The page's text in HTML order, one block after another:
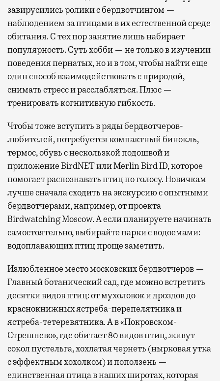
завирусились ролики с бердвотчингом —
наблюдением за птицами в их естественной среде
обитания. С тех пор занятие лишь набирает
популярность. Суть хобби — не только в изучении
поведения пернатых, но и в том, чтобы найти еще
один способ взаимодействовать с природой,
снимать стресс и расслабляться. Плюс —
тренировать когнитивную гибкость.
Чтобы тоже вступить в ряды бердвотчеров-
любителей, потребуется компактный бинокль,
термос, обувь с нескользкой подошвой и
приложение BirdNET или Merlin Bird ID, которое
помогает распознавать птиц по голосу. Новичкам
лучше сначала сходить на экскурсию с опытными
бердвотчерами, например, от проекта
Birdwatching Moscow. А если планируете начинать
самостоятельно, выбирайте парки с водоемами:
водоплавающих птиц проще заметить.
Излюбленное место московских бердвотчеров —
Главный ботанический сад, где можно встретить
десятки видов птиц: от мухоловок и дроздов до
краснокнижных ястреба-перепелятника и
ястреба-тетеревятника. А в «Покровском-
Стрешнево», где обитает 80 видов птиц, живут
сокол пустельга, хохлатая чернеть (нырковая утка
с эффектным хохолком) и поползень —
единственная птица в наших широтах, которая